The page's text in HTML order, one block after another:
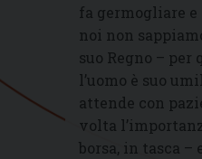
fa germogliare
noi non
suo Regno – per
l’uomo è suo
attende con
volta
borsa, in tasca